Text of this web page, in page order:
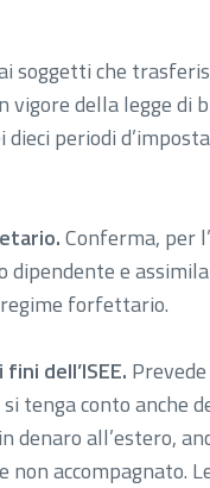
soggetti che
della legge di
periodi
Conferma, per
e
forfettario.
dell’ISEE.
tenga conto anche
denaro all’estero,
non accompagnato.